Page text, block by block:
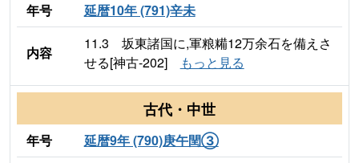
年号 延暦10年 (791)辛未
内容
11.3 坂東諸国に,軍粮糒12万余石を備えさ
せる[神古-202]
もっと見る
古代・中世
年号 延暦9年 (790)庚午閏③